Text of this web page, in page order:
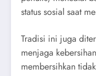
status sosial saat
Tradisi ini juga
menjaga
membersihkan